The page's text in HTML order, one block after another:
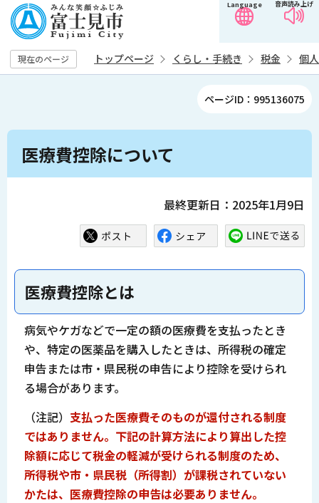
の
ペ
ー
す
音声読み上げ
Language
現在のページ トップページ くらし・手続き 税金 個
ページID：995136075
本
医療費控除について
最終更新日：2025年1月9日
医療費控除とは
病気やケガなどで一定の額の医療費を支払ったとき
や、特定の医薬品を購入したときは、所得税の確定
申告または市・県民税の申告により控除を受けられ
る場合があります。
（注記） 支払った医療費そのものが還付される制度
ではありません。下記の計算方法により算出した控
除額に応じて税金の軽減が受けられる制度のため、
所得税や市・県民税（所得割）が課税されていない
かたは、医療費控除の申告は必要ありません。